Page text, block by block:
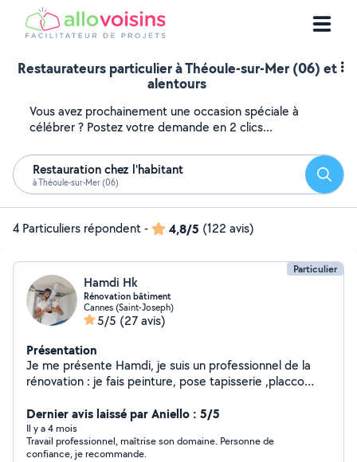
Restaurateurs particulier à Théoule-sur-Mer (06) et
alentours
Vous avez prochainement une occasion spéciale à
célébrer ? Postez votre demande en 2 clics...
Restauration chez l'habitant
à Théoule-sur-Mer (06)
4 Particuliers répondent- 4,8/5 (122 avis)
Particulier
Hamdi Hk
Rénovation bâtiment
Cannes (Saint-Joseph)
5/5 (27 avis)
Présentation
Je me présente Hamdi, je suis un professionnel de la
rénovation : je fais peinture, pose tapisserie ,placco
qualité d'après mes clients est que je travaille
proprement, belles finitions. Selon vos besoin je donne
de bonnes idées pour vos aménagements. Contactez-
Dernier avis laissé par Aniello : 5/5
Il y a 4 mois
Travail professionnel, maîtrise son domaine. Personne de
confiance, je recommande.